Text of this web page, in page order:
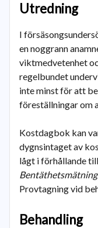
Utredning
I
en noggrann
viktmedvetenhet
regelbundet
inte minst för att
föreställningar om
Kostdagbok kan
dygnsintaget av
lågt i förhållande
Bentäthetsmätning
Provtagning vid
Behandling